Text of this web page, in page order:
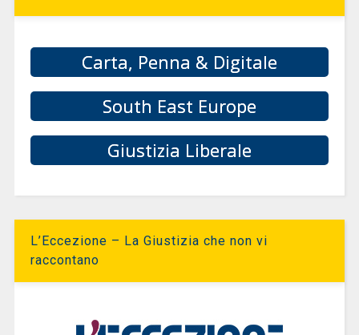
Carta, Penna & Digitale
South East Europe
Giustizia Liberale
L’Eccezione – La Giustizia che non vi
raccontano